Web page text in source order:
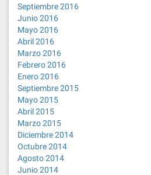
Septiembre 2016
Junio 2016
Mayo 2016
Abril 2016
Marzo 2016
Febrero 2016
Enero 2016
Septiembre 2015
Mayo 2015
Abril 2015
Marzo 2015
Diciembre 2014
Octubre 2014
Agosto 2014
Junio 2014